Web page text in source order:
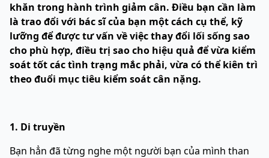
khăn trong hành trình giảm cân. Điều bạn cần làm
là trao đổi với bác sĩ của bạn một cách cụ thể, kỹ
lưỡng để được tư vấn về việc thay đổi lối sống sao
cho phù hợp, điều trị sao cho hiệu quả để vừa kiểm
soát tốt các tình trạng mắc phải, vừa có thể kiên trì
theo đuổi mục tiêu kiểm soát cân nặng.
1. Di truyền
Bạn hẳn đã từng nghe một người bạn của mình than